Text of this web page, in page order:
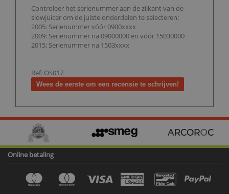
Controleer het serienummer aan de zijkant van de
slowjuicer om de juiste onderdelen te selecteren:
2005: Serienummer vóór 0900xxxx
2009: Serienummer na 09000000 en vóór 15030000
2015: Serienummer na 1503xxxx
Ref: OS017
Wees de eerste om een recensie te schrijven!
Online betaling